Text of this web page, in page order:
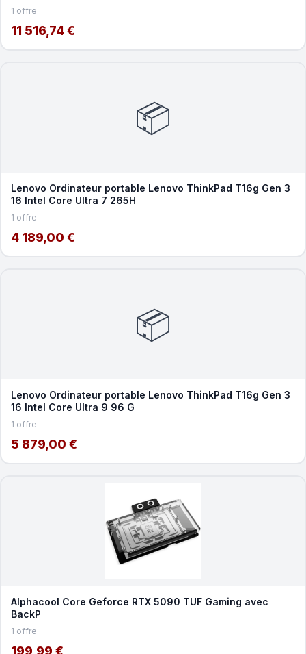
1 offre
11 516,74 €
📦
Lenovo Ordinateur portable Lenovo ThinkPad T16g Gen 3
16 Intel Core Ultra 7 265H
1 offre
4 189,00 €
📦
Lenovo Ordinateur portable Lenovo ThinkPad T16g Gen 3
16 Intel Core Ultra 9 96 G
1 offre
5 879,00 €
Alphacool Core Geforce RTX 5090 TUF Gaming avec
BackP
1 offre
199,99 €